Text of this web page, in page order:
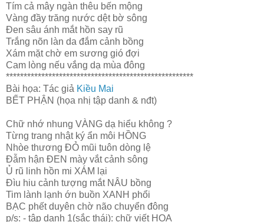
Tím cả mây ngàn thêu bến mộng
Vàng đầy trăng nước dệt bờ sông
Đen sâu ánh mắt hồn say rũ
Trắng nõn làn da đắm cảnh bồng
Xám mặt chờ em sương gió đợi
Cam lòng nếu vắng dạ mùa đông
*****************************************************
Bài họa: Tác giả Kiều Mai
BẾT PHẬN (họa nhị tập danh & nđt)
Chữ nhớ nhung VÀNG dạ hiểu không ?
Từng trang nhật ký ẩn môi HỒNG
Nhòe thương ĐỎ mũi tuôn dòng lệ
Đẫm hận ĐEN mày vắt cảnh sông
Ủ rũ linh hồn mi XÁM lại
Đìu hiu cảnh tượng mắt NÂU bồng
Tim lành lạnh ớn buồn XANH phổi
BẠC phết duyên chờ não chuyển đông
p/s: - tập danh 1(sắc thái): chữ viết HOA